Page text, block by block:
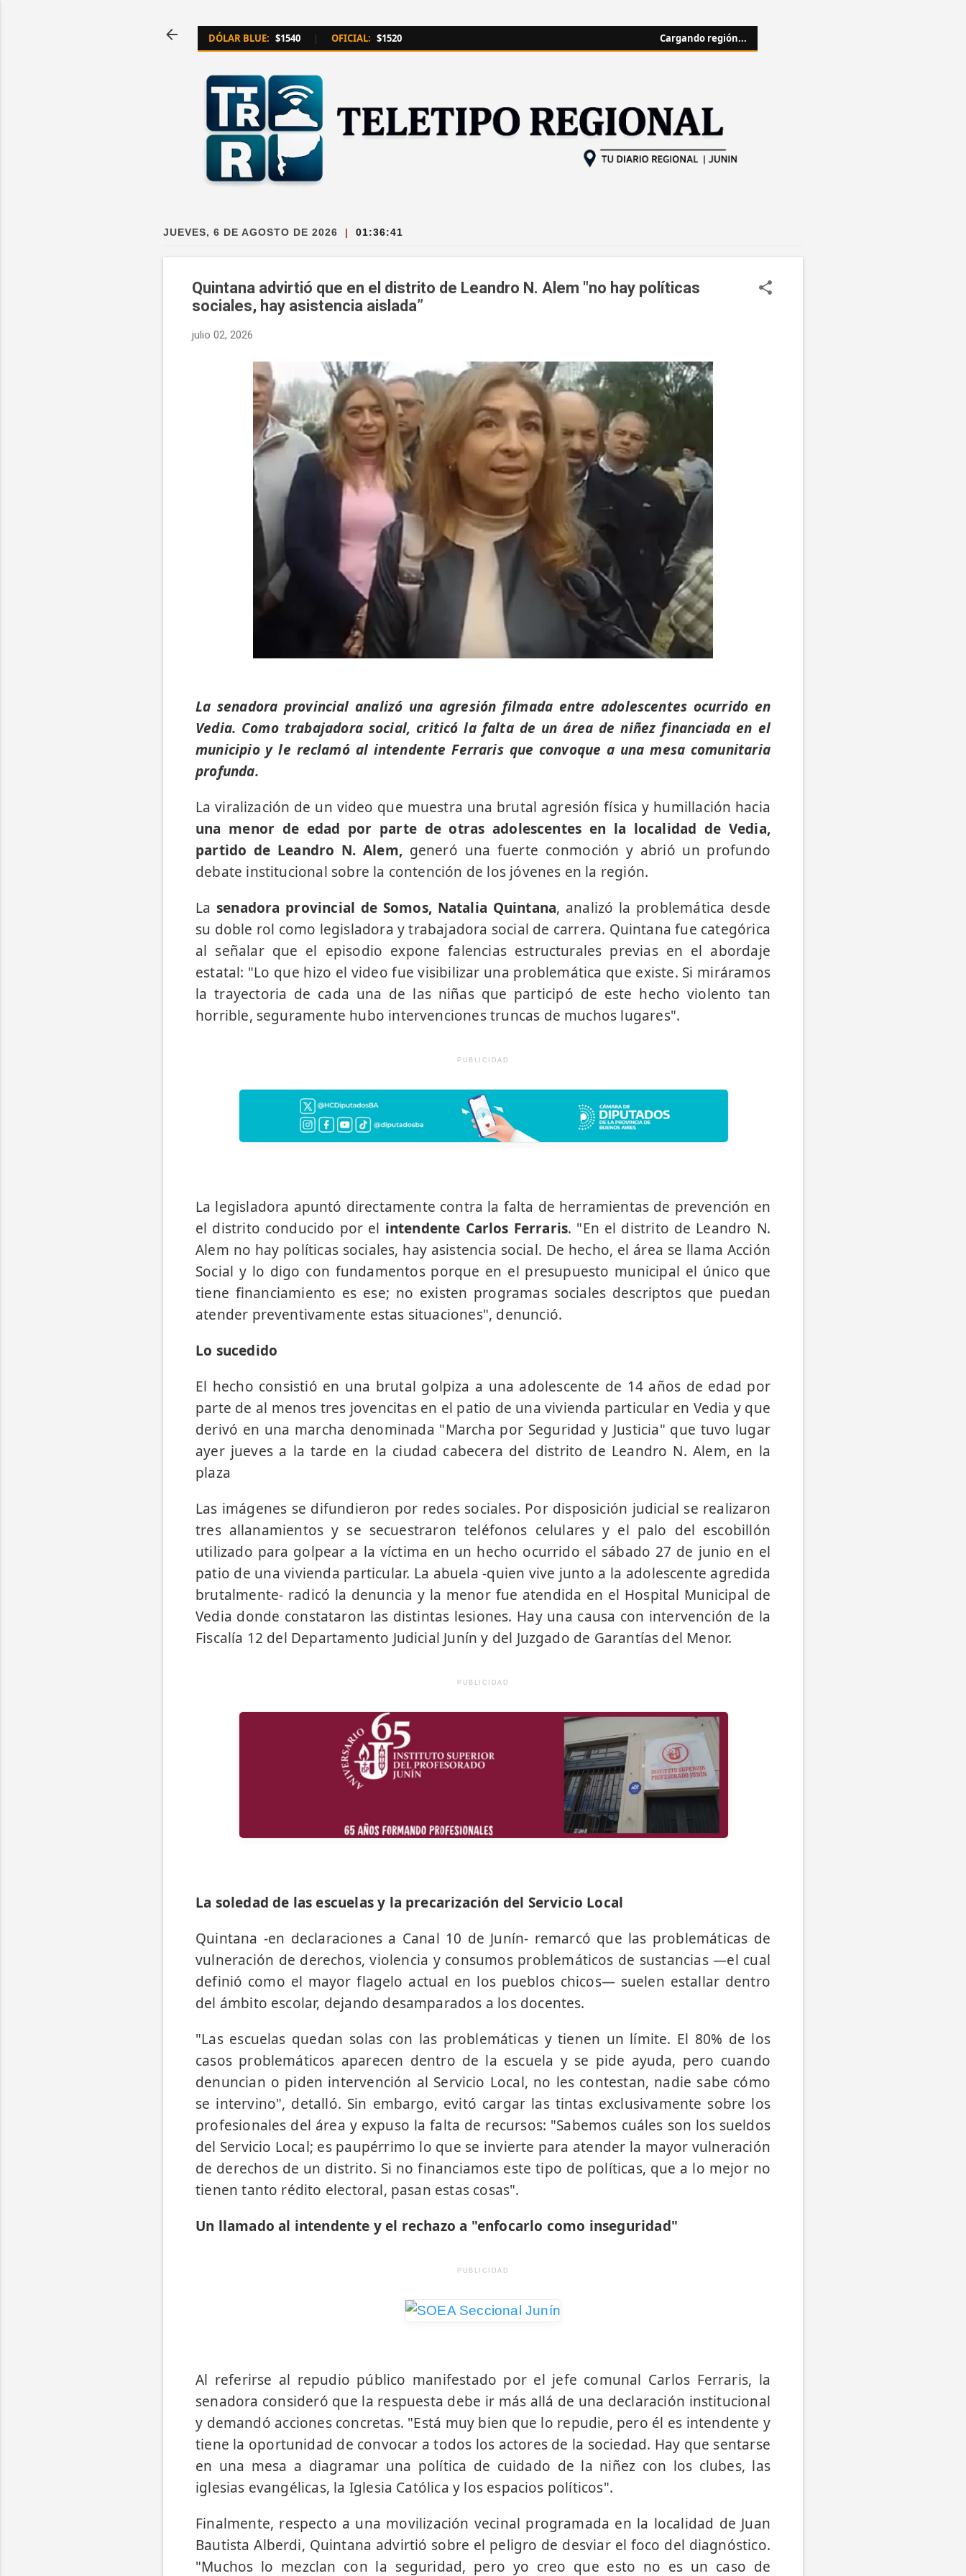
DÓLAR BLUE: $1540 | OFICIAL: $1520 Cargando región...
JUEVES, 6 DE AGOSTO DE 2026 | 01:36:42
Quintana advirtió que en el distrito de Leandro N. Alem "no hay políticas
sociales, hay asistencia aislada”
julio 02, 2026
La senadora provincial analizó una agresión filmada entre adolescentes ocurrido en
Vedia. Como trabajadora social, criticó la falta de un área de niñez financiada en el
municipio y le reclamó al intendente Ferraris que convoque a una mesa comunitaria
profunda.
La viralización de un video que muestra una brutal agresión física y humillación hacia
una menor de edad por parte de otras adolescentes en la localidad de Vedia,
partido de Leandro N. Alem, generó una fuerte conmoción y abrió un profundo
debate institucional sobre la contención de los jóvenes en la región.
La senadora provincial de Somos, Natalia Quintana, analizó la problemática desde
su doble rol como legisladora y trabajadora social de carrera. Quintana fue categórica
al señalar que el episodio expone falencias estructurales previas en el abordaje
estatal: "Lo que hizo el video fue visibilizar una problemática que existe. Si miráramos
la trayectoria de cada una de las niñas que participó de este hecho violento tan
horrible, seguramente hubo intervenciones truncas de muchos lugares".
PUBLICIDAD
La legisladora apuntó directamente contra la falta de herramientas de prevención en
el distrito conducido por el intendente Carlos Ferraris. "En el distrito de Leandro N.
Alem no hay políticas sociales, hay asistencia social. De hecho, el área se llama Acción
Social y lo digo con fundamentos porque en el presupuesto municipal el único que
tiene financiamiento es ese; no existen programas sociales descriptos que puedan
atender preventivamente estas situaciones", denunció.
Lo sucedido
El hecho consistió en una brutal golpiza a una adolescente de 14 años de edad por
parte de al menos tres jovencitas en el patio de una vivienda particular en Vedia y que
derivó en una marcha denominada "Marcha por Seguridad y Justicia" que tuvo lugar
ayer jueves a la tarde en la ciudad cabecera del distrito de Leandro N. Alem, en la
plaza
Las imágenes se difundieron por redes sociales. Por disposición judicial se realizaron
tres allanamientos y se secuestraron teléfonos celulares y el palo del escobillón
utilizado para golpear a la víctima en un hecho ocurrido el sábado 27 de junio en el
patio de una vivienda particular. La abuela -quien vive junto a la adolescente agredida
brutalmente- radicó la denuncia y la menor fue atendida en el Hospital Municipal de
Vedia donde constataron las distintas lesiones. Hay una causa con intervención de la
Fiscalía 12 del Departamento Judicial Junín y del Juzgado de Garantías del Menor.
PUBLICIDAD
La soledad de las escuelas y la precarización del Servicio Local
Quintana -en declaraciones a Canal 10 de Junín- remarcó que las problemáticas de
vulneración de derechos, violencia y consumos problemáticos de sustancias —el cual
definió como el mayor flagelo actual en los pueblos chicos— suelen estallar dentro
del ámbito escolar, dejando desamparados a los docentes.
"Las escuelas quedan solas con las problemáticas y tienen un límite. El 80% de los
casos problemáticos aparecen dentro de la escuela y se pide ayuda, pero cuando
denuncian o piden intervención al Servicio Local, no les contestan, nadie sabe cómo
se intervino", detalló. Sin embargo, evitó cargar las tintas exclusivamente sobre los
profesionales del área y expuso la falta de recursos: "Sabemos cuáles son los sueldos
del Servicio Local; es paupérrimo lo que se invierte para atender la mayor vulneración
de derechos de un distrito. Si no financiamos este tipo de políticas, que a lo mejor no
tienen tanto rédito electoral, pasan estas cosas".
Un llamado al intendente y el rechazo a "enfocarlo como inseguridad"
PUBLICIDAD
Al referirse al repudio público manifestado por el jefe comunal Carlos Ferraris, la
senadora consideró que la respuesta debe ir más allá de una declaración institucional
y demandó acciones concretas. "Está muy bien que lo repudie, pero él es intendente y
tiene la oportunidad de convocar a todos los actores de la sociedad. Hay que sentarse
en una mesa a diagramar una política de cuidado de la niñez con los clubes, las
iglesias evangélicas, la Iglesia Católica y los espacios políticos".
Finalmente, respecto a una movilización vecinal programada en la localidad de Juan
Bautista Alberdi, Quintana advirtió sobre el peligro de desviar el foco del diagnóstico.
"Muchos lo mezclan con la seguridad, pero yo creo que esto no es un caso de